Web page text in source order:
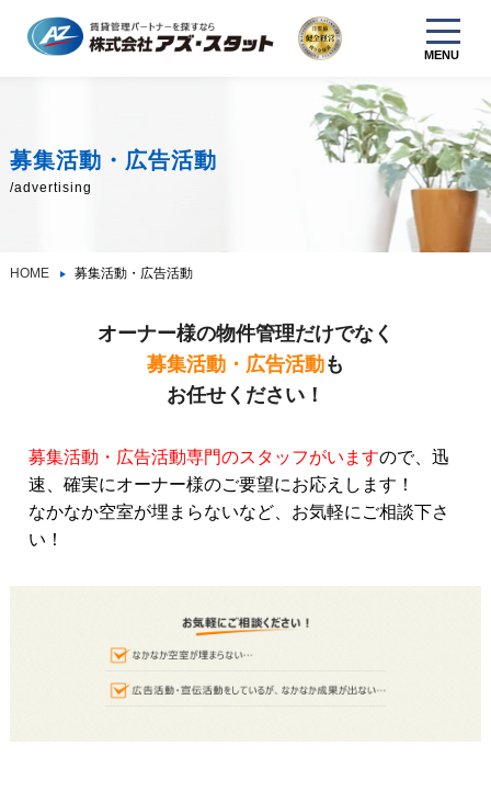
MENU
募集活動・広告活動
/advertising
HOME 募集活動・広告活動
オーナー様の物件管理だけでなく
募集活動・広告活動も
お任せください！
募集活動・広告活動専門のスタッフがいますので、迅
速、確実にオーナー様のご要望にお応えします！
なかなか空室が埋まらないなど、お気軽にご相談下さ
い！